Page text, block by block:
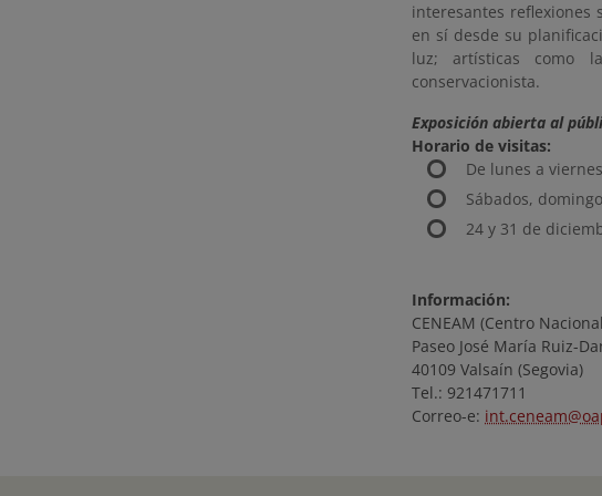
interesantes reflexiones
en sí desde su
luz; artísticas como
conservacionista.
Exposición abierta al
Horario de visitas:
De lunes a
Sábados,
24 y 31 de
Información:
CENEAM (Centro
Paseo José María Ruiz-
40109 Valsaín (Segovia)
Tel.: 921471711
Correo-e: